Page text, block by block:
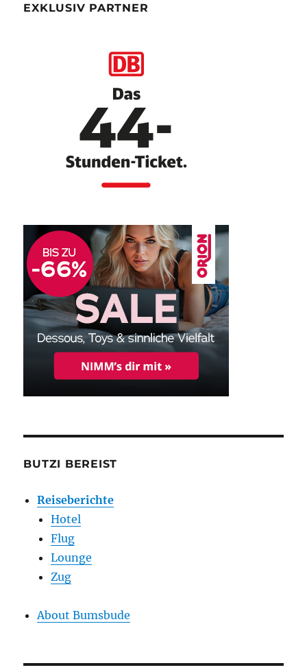
EXKLUSIV PARTNER
BUTZI BEREIST
Reiseberichte
Hotel
Flug
Lounge
Zug
About Bumsbude